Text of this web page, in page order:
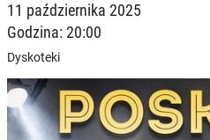
11 października 2025
Godzina: 20:00
Dyskoteki